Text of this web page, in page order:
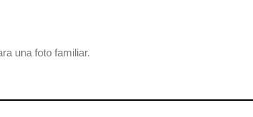
una foto familiar.